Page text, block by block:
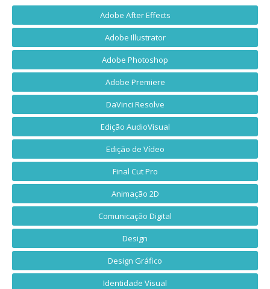
Adobe After Effects
Adobe Illustrator
Adobe Photoshop
Adobe Premiere
DaVinci Resolve
Edição AudioVisual
Edição de Vídeo
Final Cut Pro
Animação 2D
Comunicação Digital
Design
Design Gráfico
Identidade Visual